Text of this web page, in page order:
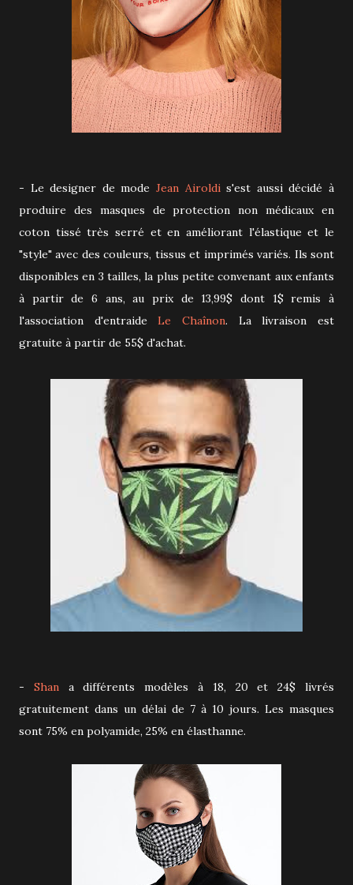
- Le designer de modeJean Airoldis'est aussi décidé à
produire des masques de protection non médicaux en
coton tissé très serré et en améliorant l'élastique et le
"style" avec des couleurs, tissus et imprimés variés. Ils sont
disponibles en 3 tailles, la plus petite convenant aux enfants
à partir de 6 ans, au prix de 13,99$ dont 1$ remis à
l'association d'entraideLe Chaînon. La livraison est
gratuite à partir de 55$ d'achat.
- Shana différents modèles à 18, 20 et 24$ livrés
gratuitement dans un délai de 7 à 10 jours. Les masques
sont 75% en polyamide, 25% en élasthanne.